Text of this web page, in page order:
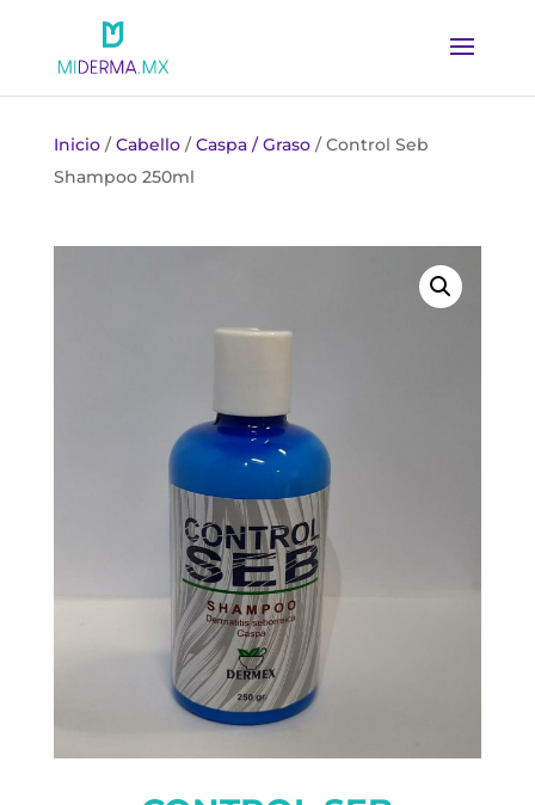
Inicio/Cabello/Caspa / Graso/ Control Seb
Shampoo 250ml